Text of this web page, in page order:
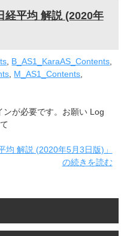
経平均 解説 (2020年
, B_AS1_KaraAS_Contents,
, M_AS1_Contents,
が必要です。お願い Log
均 解説 (2020年5月3日版)」
の続きを読む